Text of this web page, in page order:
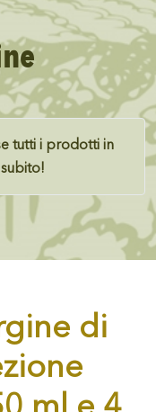
tutti i prodotti in
di